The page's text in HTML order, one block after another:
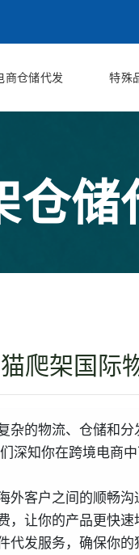
商仓储代发 特殊
仓储
爬架国际
的物流、仓储和分
深知你在跨境电
客户之间的顺畅沟
让你的产品更快速
发服务，确保你